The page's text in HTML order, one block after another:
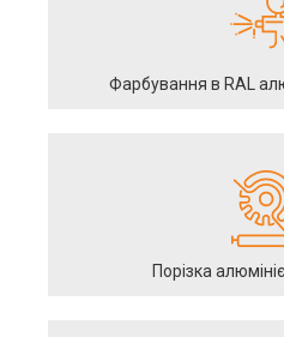
Фарбування в RAL
Порізка